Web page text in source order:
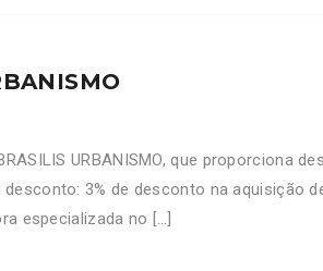
URBANISMO, que
3% de desconto na
especializada no […]